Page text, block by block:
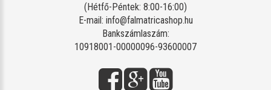
(Hétfő-Péntek: 8:00-16:00)
E-mail: info@falmatricashop.hu
Bankszámlaszám:
10918001-00000096-93600007